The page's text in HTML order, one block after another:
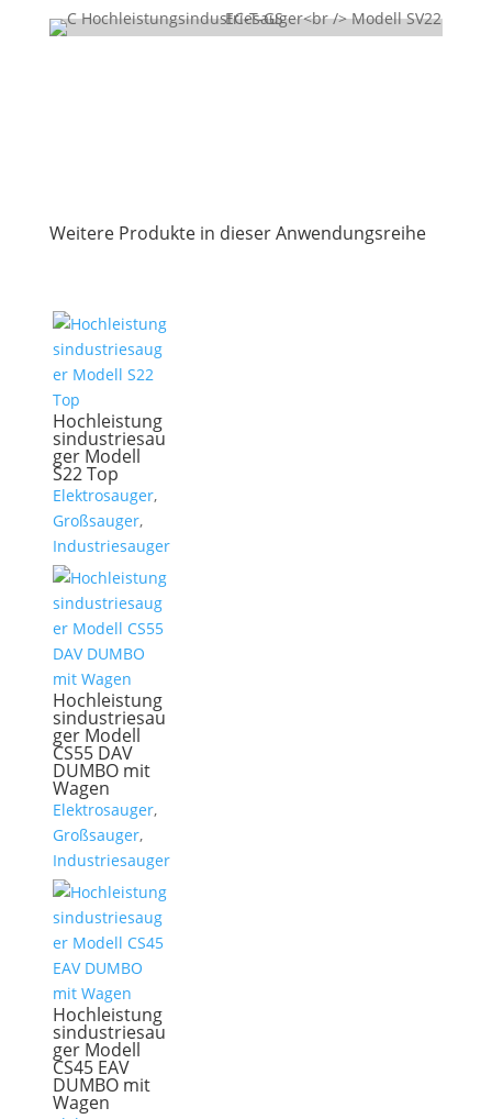
Weitere Produkte in dieser Anwendungsreihe
Hochleistung
sindustriesau
ger Modell
S22 Top
Elektrosauger,
Großsauger,
Industriesauger
Hochleistung
sindustriesau
ger Modell
CS55 DAV
DUMBO mit
Wagen
Elektrosauger,
Großsauger,
Industriesauger
Hochleistung
sindustriesau
ger Modell
CS45 EAV
DUMBO mit
Wagen